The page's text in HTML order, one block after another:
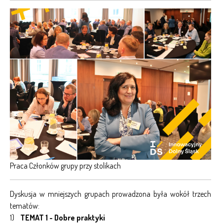
Praca Członków grupy przy stolikach
Dyskusja w mniejszych grupach prowadzona była wokół trzech
tematów:
1) TEMAT 1 - Dobre praktyki